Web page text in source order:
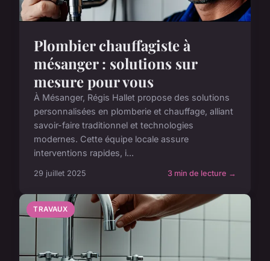
Plombier chauffagiste à
mésanger : solutions sur
mesure pour vous
À Mésanger, Régis Hallet propose des solutions
personnalisées en plomberie et chauffage, alliant
savoir-faire traditionnel et technologies
modernes. Cette équipe locale assure
interventions rapides, i...
29 juillet 2025 3 min de lecture →
TRAVAUX